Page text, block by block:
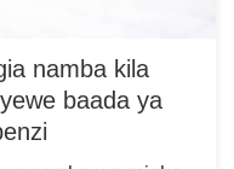
namba kila
baada ya